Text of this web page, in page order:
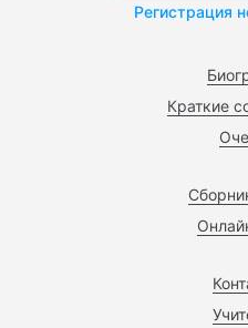
Краткие
Регистрация